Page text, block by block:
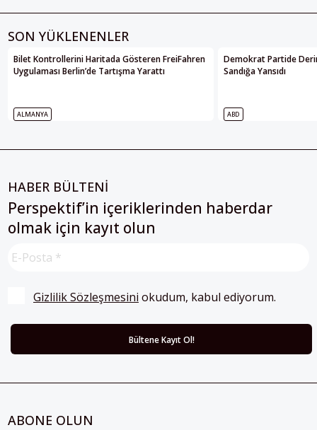
SON YÜKLENENLER
Bilet Kontrollerini Haritada Gösteren FreiFahren
Uygulaması Berlin’de Tartışma Yarattı
ALMANYA
Demokrat Partide
Sandığa Yansıdı
ABD
HABER BÜLTENİ
Perspektif’in içeriklerinden haberdar
olmak için kayıt olun
Gizlilik Sözleşmesini okudum, kabul ediyorum.
ABONE OLUN